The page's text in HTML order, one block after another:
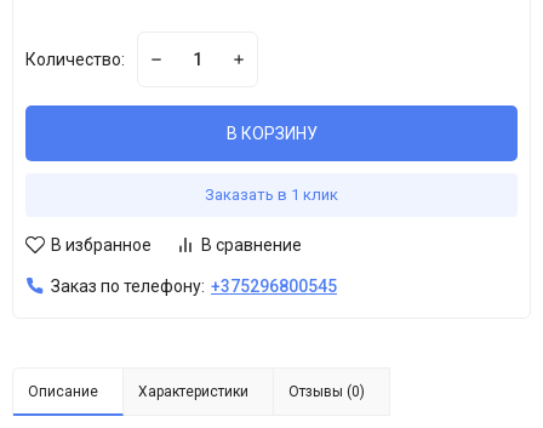
Количество:
В КОРЗИНУ
Заказать в 1 клик
В избранное В сравнение
Заказ по телефону: +375296800545
Описание Характеристики Отзывы (0)